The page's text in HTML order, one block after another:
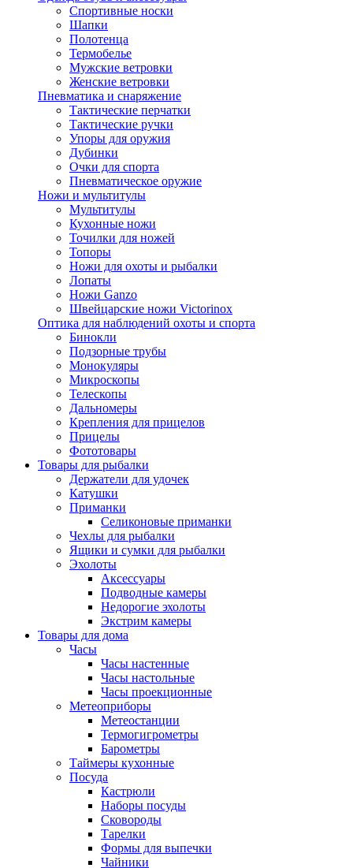
Спортивные носки
Шапки
Полотенца
Термобелье
Мужские ветровки
Женские ветровки
Пневматика и снаряжение
Тактические перчатки
Тактические ручки
Упоры для оружия
Дубинки
Очки для спорта
Пневматическое оружие
Ножи и мультитулы
Мультитулы
Кухонные ножи
Точилки для ножей
Топоры
Ножи для охоты и рыбалки
Лопаты
Ножи Ganzo
Швейцарские ножи Victorinox
Оптика для наблюдений охоты и спорта
Бинокли
Подзорные трубы
Монокуляры
Микроскопы
Телескопы
Дальномеры
Крепления для прицелов
Прицелы
Фототовары
Товары для рыбалки
Держатели для удочек
Катушки
Приманки
Селиконовые приманки
Чехлы для рыбалки
Ящики и сумки для рыбалки
Эхолоты
Аксессуары
Подводные камеры
Недорогие эхолоты
Экстрим камеры
Товары для дома
Часы
Часы настенные
Часы настольные
Часы проекционные
Метеоприборы
Метеостанции
Термогигрометры
Барометры
Таймеры кухонные
Посуда
Кастрюли
Наборы посуды
Сковороды
Тарелки
Формы для выпечки
Чайники